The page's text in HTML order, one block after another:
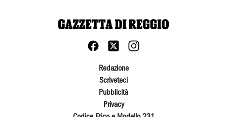
Redazione
Scriveteci
Pubblicità
Privacy